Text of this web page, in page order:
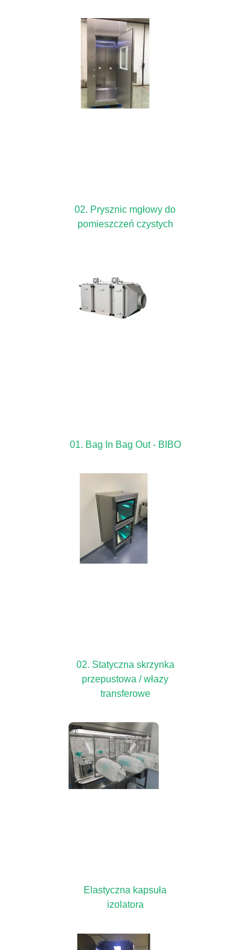
02. Prysznic mgłowy do
pomieszczeń czystych
01. Bag In Bag Out - BIBO
02. Statyczna skrzynka
przepustowa / włazy
transferowe
Elastyczna kapsuła
izolatora